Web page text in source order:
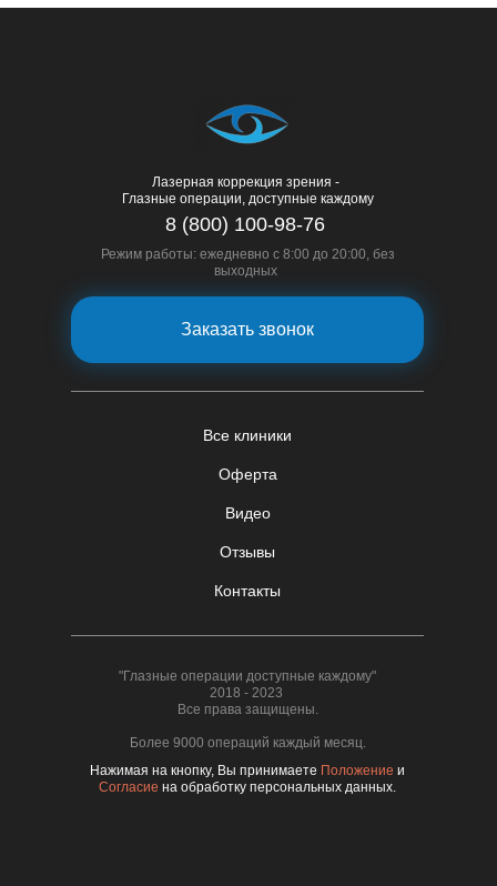
Лазерная коррекция зрения -
Глазные операции, доступные каждому
Оферта
Видео
Все клиники
Отзывы
Контакты
8 (800) 100-98-76
Режим работы: ежедневно с 8:00 до 20:00, без
выходных
Заказать звонок
Нажимая на кнопку, Вы принимаете Положение и
Согласие на обработку персональных данных.
"Глазные операции доступные каждому"
2018 - 2023
Все права защищены.
Более 9000 операций каждый месяц.